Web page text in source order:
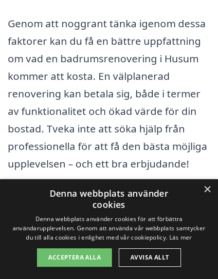
Genom att noggrant tänka igenom dessa
faktorer kan du få en bättre uppfattning
om vad en badrumsrenovering i Husum
kommer att kosta. En välplanerad
renovering kan betala sig, både i termer
av funktionalitet och ökad värde för din
bostad. Tveka inte att söka hjälp från
professionella för att få den bästa möjliga
upplevelsen – och ett bra erbjudande!
Få 3 erbjudanden, gratis och utan
förpliktelser
Sök efter professionell
×
Denna webbplats använder
cookies
Denna webbplats använder cookies för att förbättra
användarupplevelsen. Genom att använda vår webbplats samtycker
du till alla cookies i enlighet med vår cookiepolicy. Läs mer
ACCEPTERA ALLA AVVISA ALLT